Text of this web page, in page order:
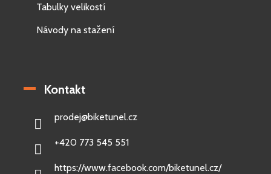
Tabulky velikostí
Návody na stažení
Kontakt
prodej@biketunel.cz
+420 773 545 551
https://www.facebook.com/biketunel.cz/